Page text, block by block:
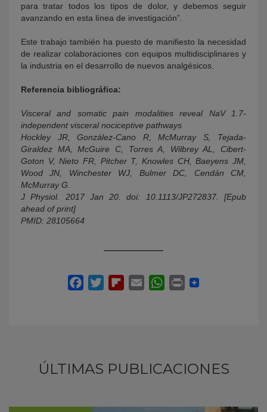
para tratar todos los tipos de dolor, y debemos seguir
avanzando en esta línea de investigación”.
Este trabajo también ha puesto de manifiesto la necesidad
de realizar colaboraciones con equipos multidisciplinares y
la industria en el desarrollo de nuevos analgésicos.
Referencia bibliográfica:
Visceral and somatic pain modalities reveal NaV 1.7-
independent visceral nociceptive pathways
Hockley JR, González-Cano R, McMurray S, Tejada-
Giraldez MA, McGuire C, Torres A, Wilbrey AL, Cibert-
Goton V, Nieto FR, Pitcher T, Knowles CH, Baeyens JM,
Wood JN, Winchester WJ, Bulmer DC, Cendán CM,
McMurray G.
J Physiol. 2017 Jan 20. doi: 10.1113/JP272837. [Epub
ahead of print]
PMID: 28105664
ÚLTIMAS PUBLICACIONES